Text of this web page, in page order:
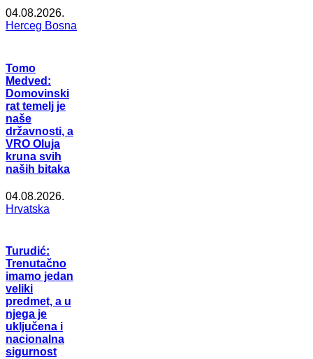
04.08.2026.
Herceg Bosna
Tomo
Medved:
Domovinski
rat temelj je
naše
državnosti, a
VRO Oluja
kruna svih
naših bitaka
04.08.2026.
Hrvatska
Turudić:
Trenutačno
imamo jedan
veliki
predmet, a u
njega je
uključena i
nacionalna
sigurnost